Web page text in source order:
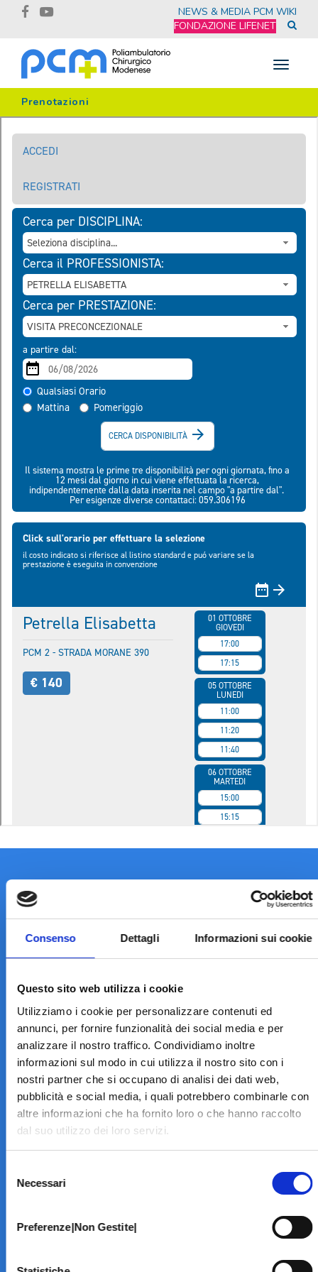
Consenso Dettagli Informazioni sui cookie
Questo sito web utilizza i cookie
Utilizziamo i cookie per personalizzare contenuti ed
annunci, per fornire funzionalità dei social media e per
analizzare il nostro traffico. Condividiamo inoltre
informazioni sul modo in cui utilizza il nostro sito con i
nostri partner che si occupano di analisi dei dati web,
pubblicità e social media, i quali potrebbero combinarle con
altre informazioni che ha fornito loro o che hanno raccolto
dal suo utilizzo dei loro servizi.
delNecessari
Preferenze|Non Gestite|
NEWS & MEDIA PCM WIKI
FONDAZIONE LIFENET
Toggle
Prenotazioni
LA STRUTTURA
Informazioni
Contatti
Specialità
Home Page
PRENOTA ON LINE
INFORMATIVE
Home Page
Modello 231
Amministrazione Trasparente